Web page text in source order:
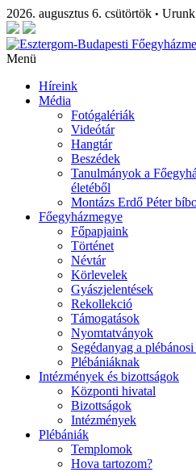
2026. augusztus 6. csütörtök • Urunk
Menü
Híreink
Média
Fotógalériák
Videótár
Hangtár
Beszédek
Tanulmányok a
életéből
Montázs Erdő Péter
Főegyházmegye
Főpapjaink
Történet
Névtár
Körlevelek
Gyászjelentések
Rekollekció
Támogatások
Nyomtatványok
Segédanyag a
Plébániáknak
Intézmények és bizottságok
Központi hivatal
Bizottságok
Intézmények
Plébániák
Templomok
Hova tartozom?